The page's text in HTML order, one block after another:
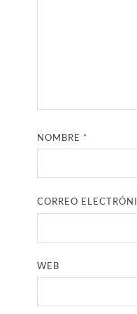
NOMBRE *
CORREO
WEB